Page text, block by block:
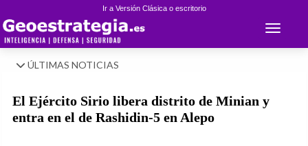
Ir a Versión Clásica o escritorio
Toggle
ÚLTIMAS NOTICIAS
El Ejército Sirio libera distrito de Minian y
entra en el de Rashidin-5 en Alepo